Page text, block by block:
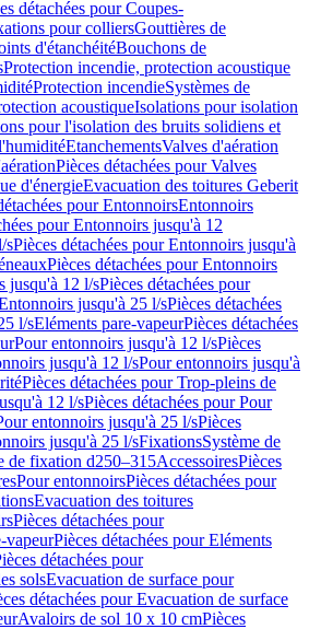
détachées pour Coupes-
pour colliersGouttières de
d'étanchéitéBouchons de
Protection incendie, protection acoustique
Protection incendieSystèmes de
acoustiqueIsolations pour isolation
pour l'isolation des bruits solidiens et
EtanchementsValves d'aération
Pièces détachées pour Valves
d'énergieEvacuation des toitures Geberit
pour EntonnoirsEntonnoirs
pour Entonnoirs jusqu'à 12
sPièces détachées pour Entonnoirs jusqu'à
Pièces détachées pour Entonnoirs
jusqu'à 12 l/sPièces détachées pour
jusqu'à 25 l/sPièces détachées
l/sEléments pare-vapeurPièces détachées
Pour entonnoirs jusqu'à 12 l/sPièces
jusqu'à 12 l/sPour entonnoirs jusqu'à
Pièces détachées pour Trop-pleins de
12 l/sPièces détachées pour Pour
entonnoirs jusqu'à 25 l/sPièces
jusqu'à 25 l/sFixationsSystème de
de fixation d250–315AccessoiresPièces
Pour entonnoirsPièces détachées pour
Evacuation des toitures
Pièces détachées pour
vapeurPièces détachées pour Eléments
détachées pour
solsEvacuation de surface pour
détachées pour Evacuation de surface
Avaloirs de sol 10 x 10 cmPièces